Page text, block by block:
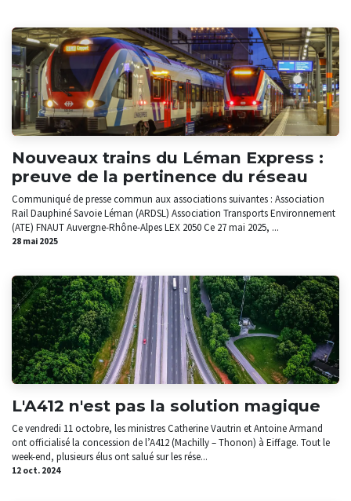
Nouveaux trains du Léman Express :
preuve de la pertinence du réseau
Communiqué de presse commun aux associations suivantes : Association
Rail Dauphiné Savoie Léman (ARDSL) Association Transports Environnement
(ATE) FNAUT Auvergne-Rhône-Alpes LEX 2050 ​Ce 27 mai 2025, ...
28 mai 2025
L'A412 n'est pas la solution magique
Ce vendredi 11 octobre, les ministres Catherine Vautrin et Antoine Armand
ont officialisé la concession de l’A412 (Machilly – Thonon) à Eiffage. Tout le
week-end, plusieurs élus ont salué sur les rése...
12 oct. 2024